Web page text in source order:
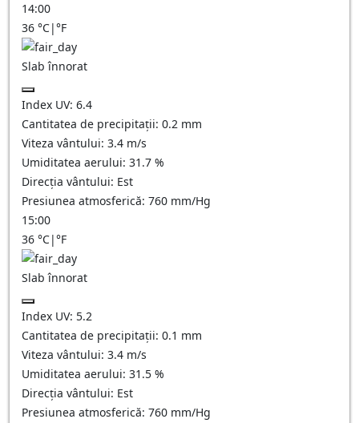
14:00
36 °C|°F
Slab înnorat
Index UV: 6.4
Cantitatea de precipitații: 0.2 mm
Viteza vântului: 3.4 m/s
Umiditatea aerului: 31.7 %
Direcția vântului: Est
Presiunea atmosferică: 760 mm/Hg
15:00
36 °C|°F
Slab înnorat
Index UV: 5.2
Cantitatea de precipitații: 0.1 mm
Viteza vântului: 3.4 m/s
Umiditatea aerului: 31.5 %
Direcția vântului: Est
Presiunea atmosferică: 760 mm/Hg